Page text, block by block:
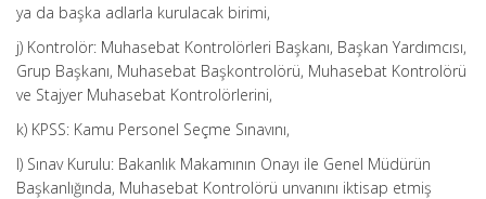
ya da başka adlarla kurulacak birimi,
j) Kontrolör: Muhasebat Kontrolörleri Başkanı, Başkan Yardımcısı,
Grup Başkanı, Muhasebat Başkontrolörü, Muhasebat Kontrolörü
ve Stajyer Muhasebat Kontrolörlerini,
k) KPSS: Kamu Personel Seçme Sınavını,
l) Sınav Kurulu: Bakanlık Makamının Onayı ile Genel Müdürün
Başkanlığında, Muhasebat Kontrolörü unvanını iktisap etmiş